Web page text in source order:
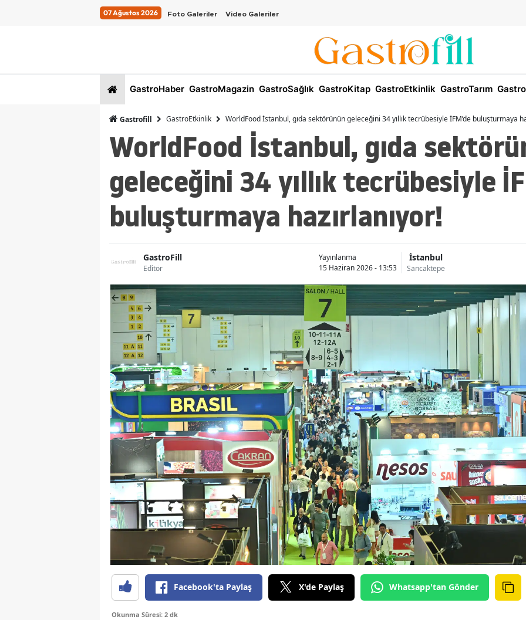
07 Ağustos 2026 Foto Galeriler Video Galeriler
GastroHaber GastroMagazin GastroSağlık GastroKitap GastroEtkinlik GastroTarım
Gastrofill GastroEtkinlik WorldFood İstanbul, gıda sektörünün geleceğini 34 yıllık tecrübesiyle İFM’de buluşturmaya
WorldFood İstanbul, gıda
geleceğini 34 yıllık tecrübesiyle
buluşturmaya hazırlanıyor!
GastroFill
Editör
Yayınlanma
15 Haziran 2026 - 13:53
İstanbul
Sancaktepe
Facebook'ta Paylaş X'de Paylaş Whatsapp'tan Gönder
Okunma Süresi: 2 dk